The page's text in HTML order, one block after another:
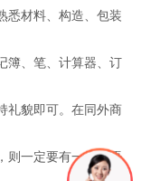
材料、构造、包装
、笔、计算器、订
貌即可。在同外商
一定要有一个外语